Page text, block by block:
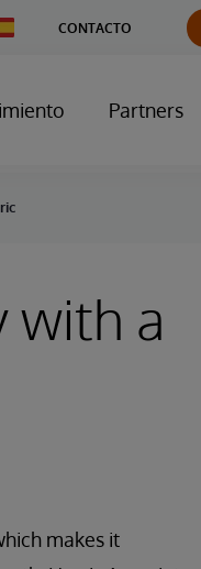
CONTACTO
Partners
with a
makes it